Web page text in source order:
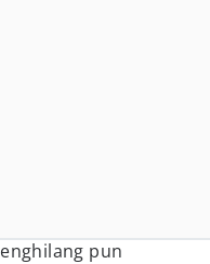
pun